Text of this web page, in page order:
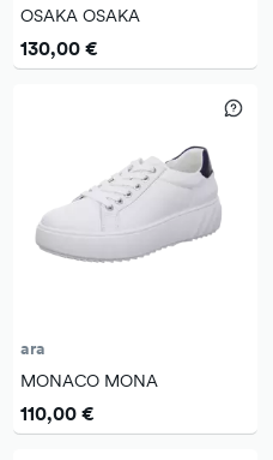
OSAKA OSAKA
130,00 €
ara
MONACO MONA
110,00 €